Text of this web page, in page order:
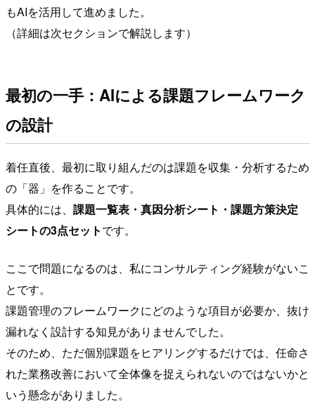
もAIを活用して進めました。
（詳細は次セクションで解説します）
最初の一手：AIによる課題フレームワーク
の設計
着任直後、最初に取り組んだのは課題を収集・分析するため
の「器」を作ることです。
具体的には、 課題一覧表・真因分析シート・課題方策決定
シートの3点セットです。
ここで問題になるのは、私にコンサルティング経験がないこ
とです。
課題管理のフレームワークにどのような項目が必要か、抜け
漏れなく設計する知見がありませんでした。
そのため、ただ個別課題をヒアリングするだけでは、任命さ
れた業務改善において全体像を捉えられないのではないかと
いう懸念がありました。